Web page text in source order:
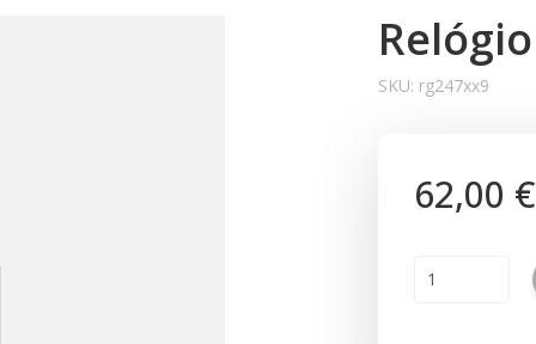
SKU: rg247xx9
62,00 €